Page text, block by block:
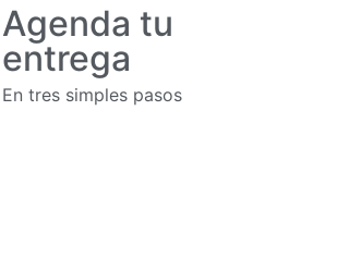
Agenda tu
entrega
En tres simples pasos